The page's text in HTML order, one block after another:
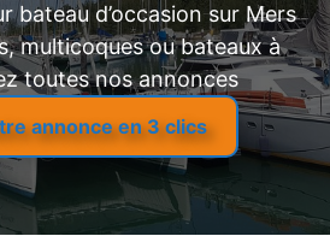
bateau d’occasion sur Mers
multicoques ou bateaux à
toutes nos annonces
annonce en 3 clics